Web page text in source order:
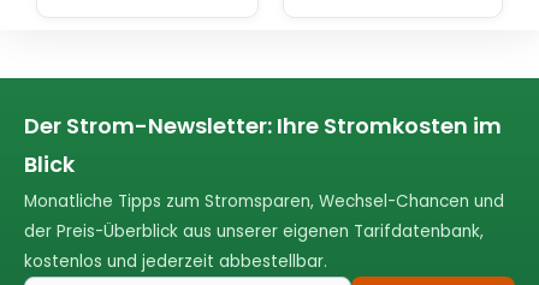
Der Strom-Newsletter: Ihre Stromkosten im
Blick
Monatliche Tipps zum Stromsparen, Wechsel-Chancen und
der Preis-Überblick aus unserer eigenen Tarifdatenbank,
kostenlos und jederzeit abbestellbar.